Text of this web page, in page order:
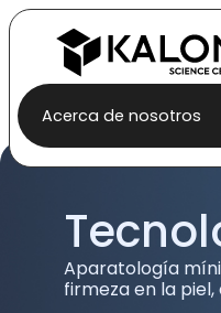
Acerca de nosotros
Aparatología
firmeza en la